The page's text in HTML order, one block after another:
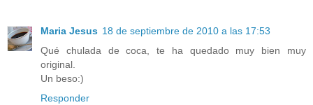
Maria Jesus 18 de septiembre de 2010 a las 17:53
Qué chulada de coca, te ha quedado muy bien muy
original.
Un beso:)
Responder